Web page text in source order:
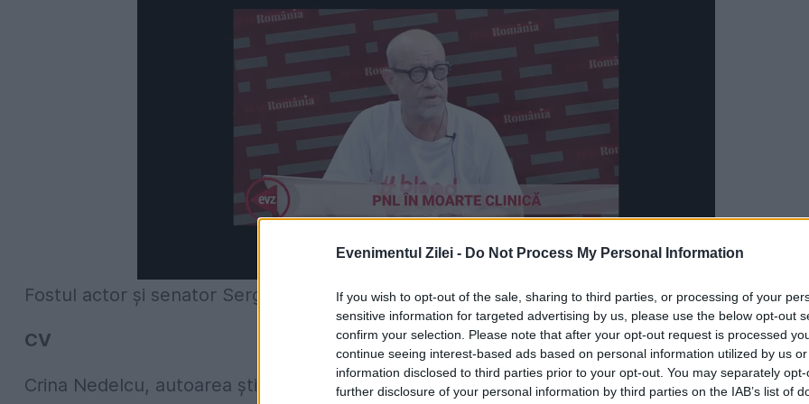
Evenimentul Zilei - Do Not Process My Personal Information
If you wish to opt-out of the sale, sharing to third parties, or processing of your
sensitive information for targeted advertising by us, please use the below opt-out
confirm your selection. Please note that after your opt-out request is processed
continue seeing interest-based ads based on personal information utilized by us
information disclosed to third parties prior to your opt-out. You may separately
further disclosure of your personal information by third parties on the IAB’s list of
Fostul actor și senator Sergiu Nicolaescu nu a avut SIDA!
CV
Crina Nedelcu, autoarea știrii, a fost una dintre cele mai bune reporterițe de teren a EVZ